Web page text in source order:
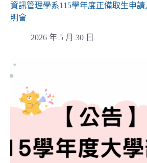
資訊管理學系115學年度正備取生申
明會
2026 年 5 月 30 日